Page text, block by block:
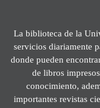
La biblioteca de la
servicios diariamente
donde pueden
de libros
conocimiento,
importantes revistas